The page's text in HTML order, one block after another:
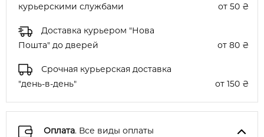
курьерскими службами
от 50 ₴
Доставка курьером "Нова
Пошта" до дверей
от 80 ₴
Срочная курьерская доставка
"день-в-день"
от 150 ₴
Оплата. Все виды оплаты